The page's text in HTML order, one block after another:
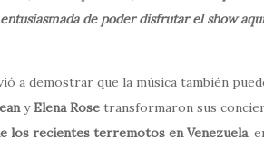
de poder disfrutar el show
a demostrar que la música también
yElena Rose transformaron sus
los recientes terremotos en Venezuela,